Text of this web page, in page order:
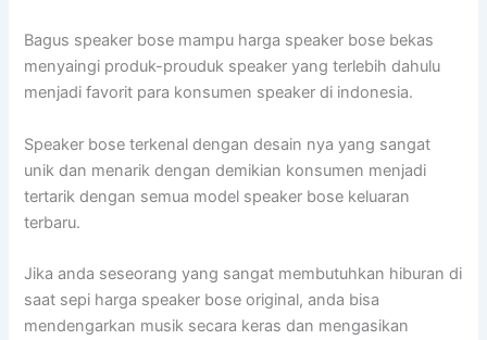
Bagus speaker bose mampu harga speaker bose bekas
menyaingi produk-prouduk speaker yang terlebih dahulu
menjadi favorit para konsumen speaker di indonesia.
Speaker bose terkenal dengan desain nya yang sangat
unik dan menarik dengan demikian konsumen menjadi
tertarik dengan semua model speaker bose keluaran
terbaru.
Jika anda seseorang yang sangat membutuhkan hiburan di
saat sepi harga speaker bose original, anda bisa
mendengarkan musik secara keras dan mengasikan